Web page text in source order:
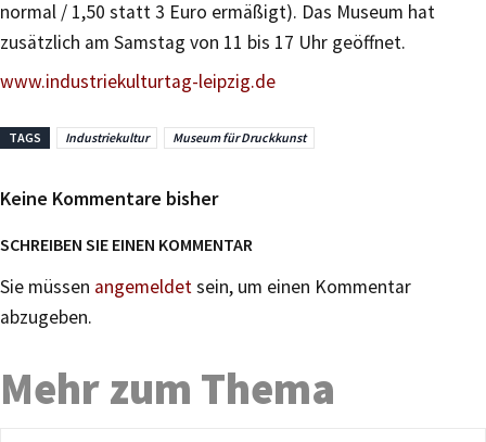
normal / 1,50 statt 3 Euro ermäßigt). Das Museum hat
zusätzlich am Samstag von 11 bis 17 Uhr geöffnet.
www.industriekulturtag-leipzig.de
TAGS Industriekultur Museum für Druckkunst
Keine Kommentare bisher
SCHREIBEN SIE EINEN KOMMENTAR
Sie müssen angemeldetsein, um einen Kommentar
abzugeben.
Mehr zum Thema